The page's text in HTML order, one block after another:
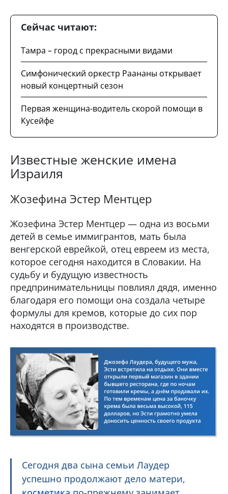
Сейчас читают:
Тамра – город с прекрасными видами
Симфонический оркестр Раананы открывает
новый концертный сезон
Первая женщина-водитель скорой помощи в
Кусейфе
Известные женские имена
Израиля
Жозефина Эстер Ментцер
Жозефина Эстер Ментцер — одна из восьми
детей в семье иммигрантов, мать была
венгерской еврейкой, отец евреем из места,
которое сегодня находится в Словакии. На
судьбу и будущую известность
предпринимательницы повлиял дядя, именно
благодаря его помощи она создала четыре
формулы для кремов, которые до сих пор
находятся в производстве.
Сегодня два сына семьи Лаудер
успешно продолжают дело матери,